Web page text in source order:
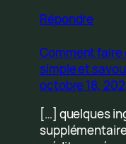
Répondre
Comment
simple et
octobre 18,
[…] quelques